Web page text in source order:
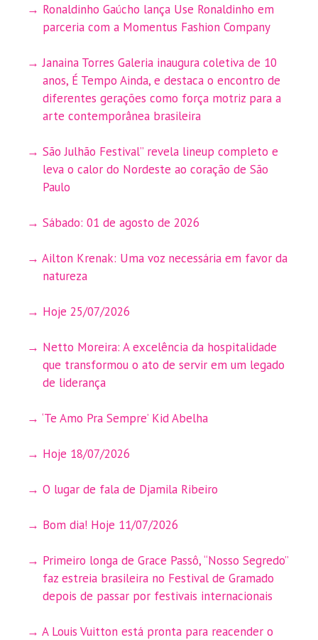
Ronaldinho Gaúcho lança Use Ronaldinho em
parceria com a Momentus Fashion Company
Janaina Torres Galeria inaugura coletiva de 10
anos, É Tempo Ainda, e destaca o encontro de
diferentes gerações como força motriz para a
arte contemporânea brasileira
São Julhão Festival” revela lineup completo e
leva o calor do Nordeste ao coração de São
Paulo
Sábado: 01 de agosto de 2026
Ailton Krenak: Uma voz necessária em favor da
natureza
Hoje 25/07/2026
Netto Moreira: A excelência da hospitalidade
que transformou o ato de servir em um legado
de liderança
‘Te Amo Pra Sempre’ Kid Abelha
Hoje 18/07/2026
O lugar de fala de Djamila Ribeiro
Bom dia! Hoje 11/07/2026
Primeiro longa de Grace Passô, “Nosso Segredo”
faz estreia brasileira no Festival de Gramado
depois de passar por festivais internacionais
A Louis Vuitton está pronta para reacender o